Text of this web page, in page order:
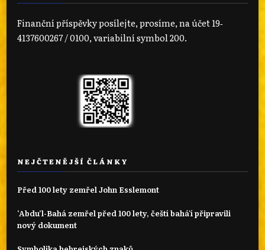
Finanční příspěvky posílejte, prosíme, na účet 19‐
4137600267 / 0100, variabilní symbol 200.
NEJČTENĚJŠÍ ČLÁNKY
Před 100 lety zemřel John Esslemont
‘Abdu’l-Bahá zemřel před 100 lety, čeští bahá'í připravili
nový dokument